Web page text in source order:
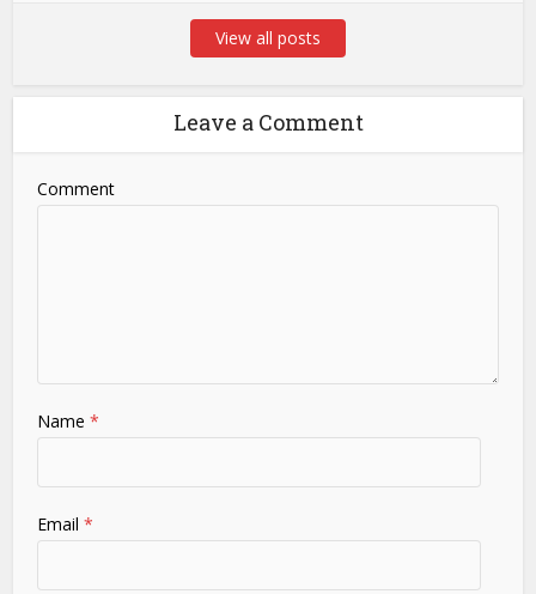
View all posts
Leave a Comment
Comment
Name*
Email*